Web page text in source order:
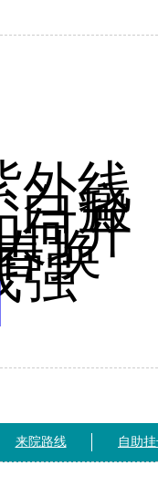
外线
白癜
何开
换
强
来院路线 自助